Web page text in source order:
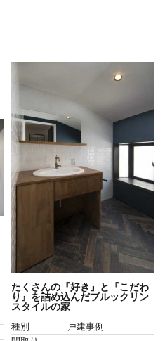
たくさんの『好き』と『こだわ
り』を詰め込んだブルックリン
スタイルの家
種別
戸建事例